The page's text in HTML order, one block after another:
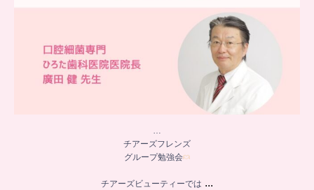
…
チアーズフレンズ
グループ勉強会
チアーズビューティーでは ...